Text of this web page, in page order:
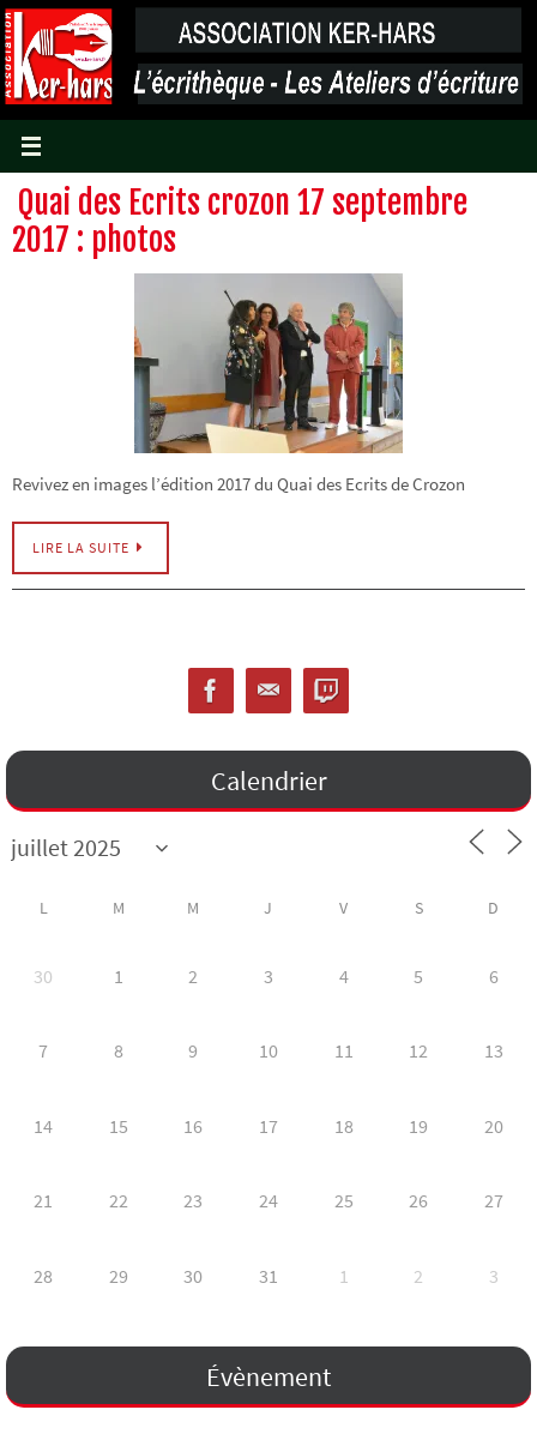
Passer
vers
le
contenu
Quai des Ecrits crozon 17 septembre
2017 : photos
Revivez en images l’édition 2017 du Quai des Ecrits de Crozon
LIRE LA SUITE
Calendrier
L M M J V S D
30 1 2 3 4 5 6
7 8 9 10 11 12 13
14 15 16 17 18 19 20
21 22 23 24 25 26 27
28 29 30 31 1 2 3
Évènement